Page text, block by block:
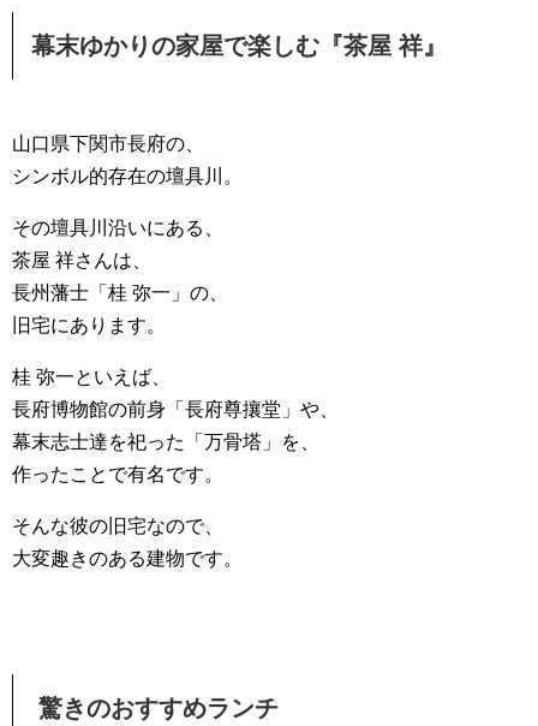
幕末ゆかりの家屋で楽しむ『茶屋 祥』
山口県下関市長府の、
シンボル的存在の壇具川。
その壇具川沿いにある、
茶屋 祥さんは、
長州藩士「桂 弥一」の、
旧宅にあります。
桂 弥一といえば、
長府博物館の前身「長府尊攘堂」や、
幕末志士達を祀った「万骨塔」を、
作ったことで有名です。
そんな彼の旧宅なので、
大変趣きのある建物です。
驚きのおすすめランチ